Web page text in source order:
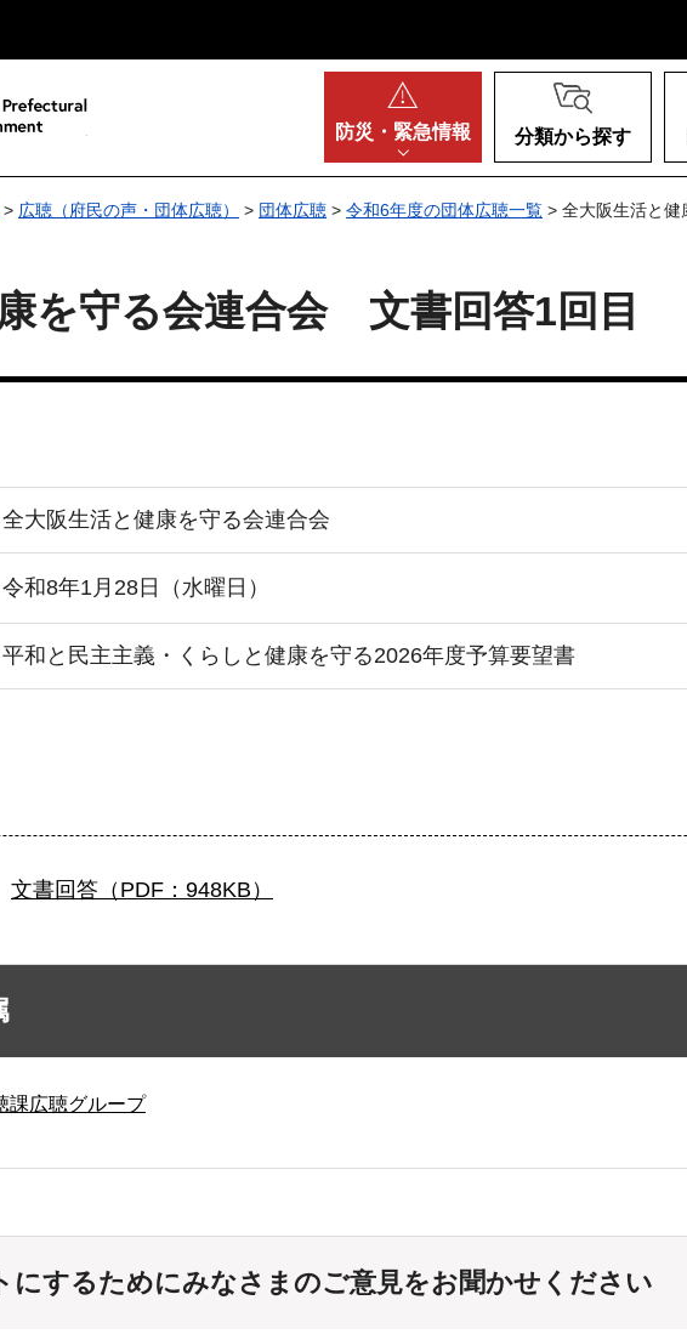
防災・ 緊急情報 分類から探す
> 広聴（府民の声・団体広聴） > 団体広聴 > 令和6年度の団体広聴一覧 > 全大阪生活と
を守る会連合会 文書回答1回目
全大阪生活と健康を守る会連合会
令和8年1月28日（水曜日）
平和と民主主義・くらしと健康を守る2026年度予算要望書
文書回答（PDF：948KB）
課広聴グループ
にするためにみなさまのご意見をお聞かせください